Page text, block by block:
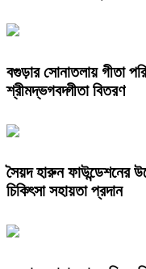
বগুড়ার সোনাতলায় গীতা
শ্রীমদ্ভগবদ্গীতা বিতরণ
সৈয়দ হারুন ফাউন্ডেশনের
চিকিৎসা সহায়তা প্রদান